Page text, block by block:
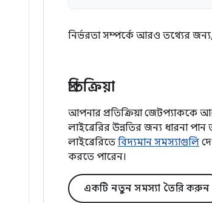
নির্ভরতা সম্পর্কে আরও তথ্যের জন্য,
প্রতিক্রিয়া
আপনার প্রতিক্রিয়া জেটপ্যাককে
লাইব্রেরির উন্নতির জন্য ধারনা
লাইব্রেরিতে বিদ্যমান সমস্যাগুলি
করতে পারেন।
একটি নতুন সমস্যা তৈরি করুন